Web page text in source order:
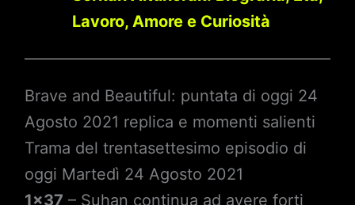
Lavoro, Amore e Curiosità
Brave and Beautiful: puntata di oggi 24
Agosto 2021 replica e momenti salienti
Trama del trentasettesimo episodio di
oggi Martedì 24 Agosto 2021
1×37 – Suhan continua ad avere forti